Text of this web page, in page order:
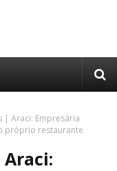
| Araci: Empresária
próprio restaurante